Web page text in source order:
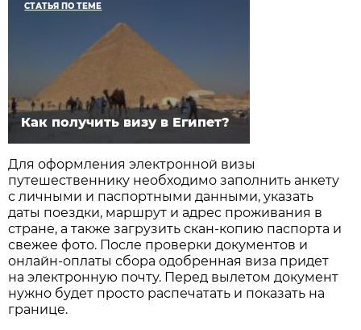
СТАТЬЯ ПО ТЕМЕ
Как получить визу в Египет?
Для оформления электронной визы
путешественнику необходимо заполнить анкету
с личными и паспортными данными, указать
даты поездки, маршрут и адрес проживания в
стране, а также загрузить скан-копию паспорта и
свежее фото. После проверки документов и
онлайн-оплаты сбора одобренная виза придет
на электронную почту. Перед вылетом документ
нужно будет просто распечатать и показать на
границе.